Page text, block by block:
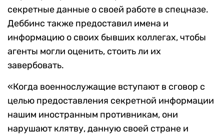
секретные данные о своей работе в спецназе.
Деббинс также предоставил имена и
информацию о своих бывших коллегах, чтобы
агенты могли оценить, стоить ли их
завербовать.
«Когда военнослужащие вступают в сговор с
целью предоставления секретной информации
нашим иностранным противникам, они
нарушают клятву, данную своей стране и